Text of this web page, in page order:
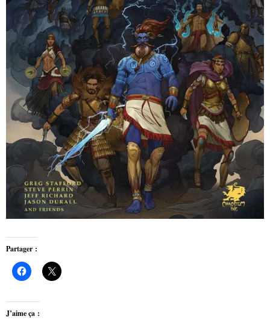
Partager :
J’aime ça :